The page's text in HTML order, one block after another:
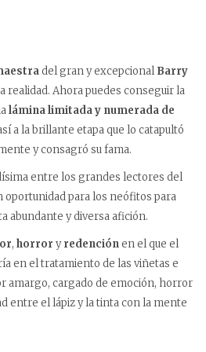
del gran y excepcionalBarry
realidad. Ahora puedes conseguir la
lámina limitada y numerada de
a la brillante etapa que lo catapultó
y consagró su fama.
entre los grandes lectores del
oportunidad para los neófitos para
abundante y diversa afición.
, horror yredenciónen el que el
en el tratamiento de las viñetas e
amargo, cargado de emoción, horror
entre el lápiz y la tinta con la mente